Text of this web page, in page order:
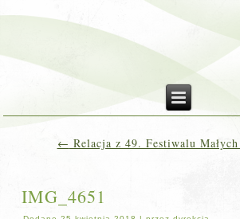
← Relacja z 49. Festiwalu
IMG_4651